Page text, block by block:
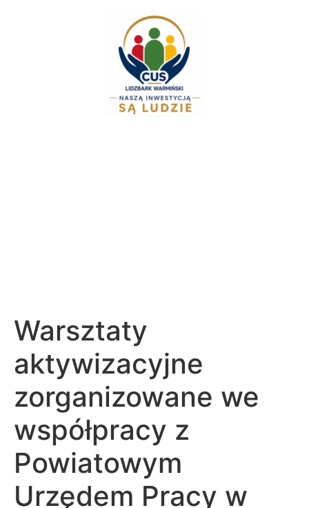
Warsztaty
aktywizacyjne
zorganizowane we
współpracy z
Powiatowym
Urzędem Pracy w